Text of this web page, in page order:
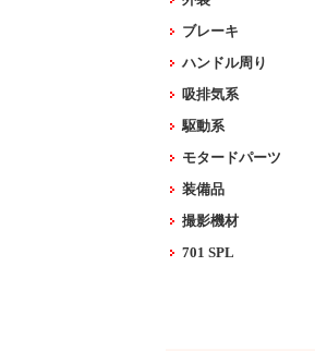
ブレーキ
ハンドル周り
吸排気系
駆動系
モタードパーツ
装備品
撮影機材
701 SPL